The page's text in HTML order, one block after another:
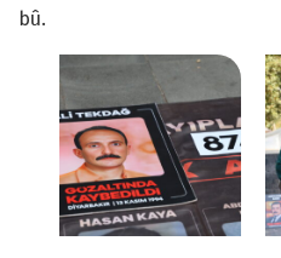
bû.